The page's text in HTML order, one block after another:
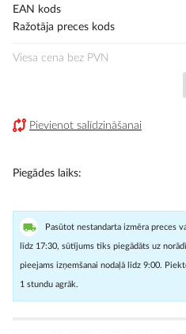
EAN kods
Ražotāja preces kods
Viesa cena bez PVN
Pievienot salīdzināšanai
Piegādes laiks
Pasūtot nestandarta izmēra preces
līdz 17:30, sūtījums tiks piegādāts uz
pieejams izņemšanai nodaļā līdz 9:00.
1 stundu agrāk.